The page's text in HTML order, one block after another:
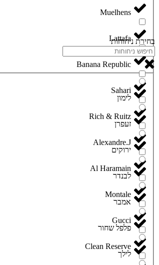
Lattafa
Banana Republic
Sahari
Rich & Ruitz
Alexandre.J
Al Haramain
Montale
Gucci
Clean Reserve
בחירת ניחוחות
לימון
זעפרן
ירוקים
לבנדר
אמבר
פלפל שחור
לילך